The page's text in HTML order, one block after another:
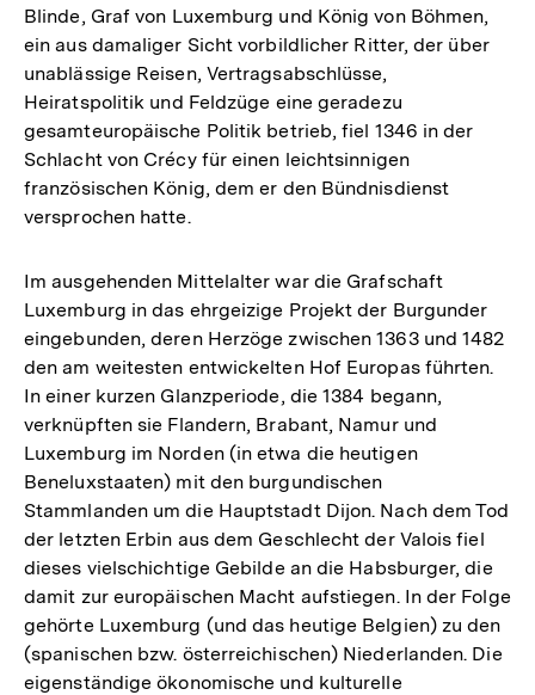
Blinde, Graf von Luxemburg und König von Böhmen,
ein aus damaliger Sicht vorbildlicher Ritter, der über
unablässige Reisen, Vertragsabschlüsse,
Heiratspolitik und Feldzüge eine geradezu
gesamteuropäische Politik betrieb, fiel 1346 in der
Schlacht von Crécy für einen leichtsinnigen
französischen König, dem er den Bündnisdienst
versprochen hatte.
Im ausgehenden Mittelalter war die Grafschaft
Luxemburg in das ehrgeizige Projekt der Burgunder
eingebunden, deren Herzöge zwischen 1363 und 1482
den am weitesten entwickelten Hof Europas führten.
In einer kurzen Glanzperiode, die 1384 begann,
verknüpften sie Flandern, Brabant, Namur und
Luxemburg im Norden (in etwa die heutigen
Beneluxstaaten) mit den burgundischen
Stammlanden um die Hauptstadt Dijon. Nach dem Tod
der letzten Erbin aus dem Geschlecht der Valois fiel
dieses vielschichtige Gebilde an die Habsburger, die
damit zur europäischen Macht aufstiegen. In der Folge
gehörte Luxemburg (und das heutige Belgien) zu den
(spanischen bzw. österreichischen) Niederlanden. Die
eigenständige ökonomische und kulturelle